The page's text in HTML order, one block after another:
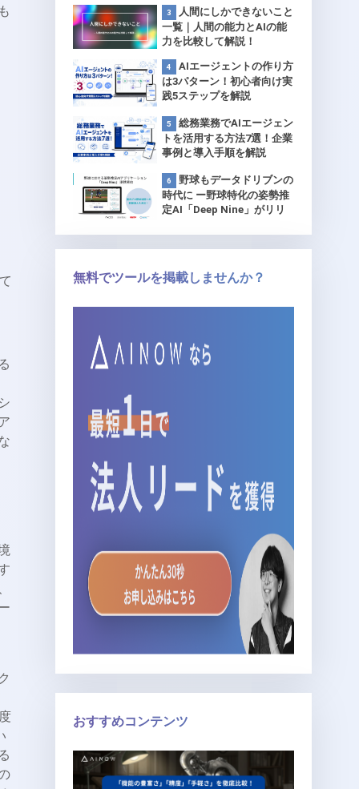
人間にしかできないこと
一覧｜人間の能力とAIの能
力を比較して解説！
AIエージェントの作り方
は3パターン！初心者向け実
践5ステップを解説
総務業務でAIエージェン
トを活用する方法7選！企業
事例と導入手順を解説
野球もデータドリブンの
時代に ー野球特化の姿勢推
定AI「Deep Nine」がリリ
入】
無料でツールを掲載しませんか？
おすすめコンテンツ